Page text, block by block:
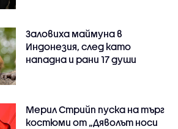
Заловиха маймуна в
Индонезия, след като
нападна и рани 17 души
Мерил Стрийп пуска на търг
костюми от „Дяволът носи